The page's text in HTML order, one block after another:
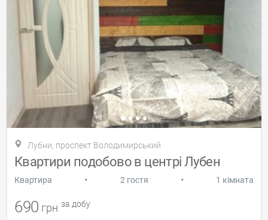
Лубни, проспект Володимирський
Квартири подобово в центрі Лубен
Квартира • 2 гостя • 1 кімната
690 грн за добу